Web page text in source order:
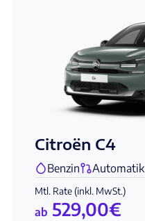
Citroën C4
Benzin Automatik
Mtl. Rate (inkl. MwSt.)
ab 529,00€